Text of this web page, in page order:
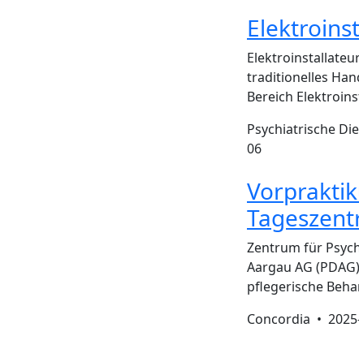
traditionelles
Bereich
Psychiatrische
06
Zentrum für
Aargau AG
pflegerische
Concordia •